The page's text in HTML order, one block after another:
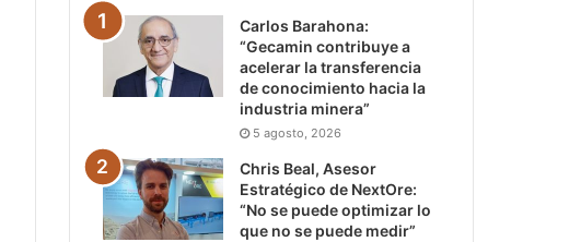
Carlos Barahona:
“Gecamin contribuye a
acelerar la transferencia
de conocimiento hacia la
industria minera”
5 agosto, 2026
Chris Beal, Asesor
Estratégico de NextOre:
“No se puede optimizar lo
que no se puede medir”